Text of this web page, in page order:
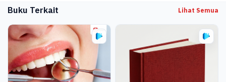
Buku Terkait Lihat Semua